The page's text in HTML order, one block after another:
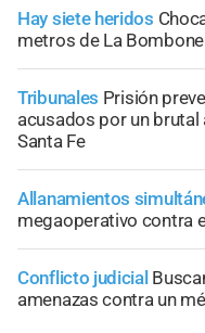
Hay siete heridos
metros de La
Tribunales Prisión
acusados por un
Santa Fe
Allanamientos
megaoperativo contra
Conflicto judicial
amenazas contra un